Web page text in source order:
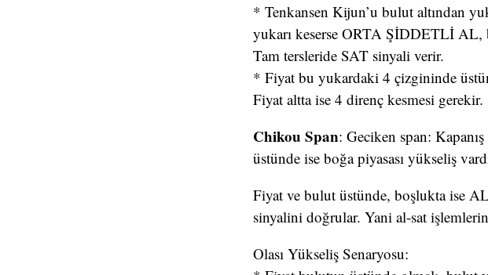
* Tenkansen Kijun’u bulut altından
yukarı keserse ORTA ŞİDDETLİ
Tam tersleride SAT sinyali verir.
* Fiyat bu yukardaki 4 çizgininde
Fiyat altta ise 4 direnç kesmesi gerekir.
Chikou Span: Geciken span:
üstünde ise boğa piyasası yükseliş
Fiyat ve bulut üstünde, boşlukta ise
sinyalini doğrular. Yani al-sat
Olası Yükseliş Senaryosu: